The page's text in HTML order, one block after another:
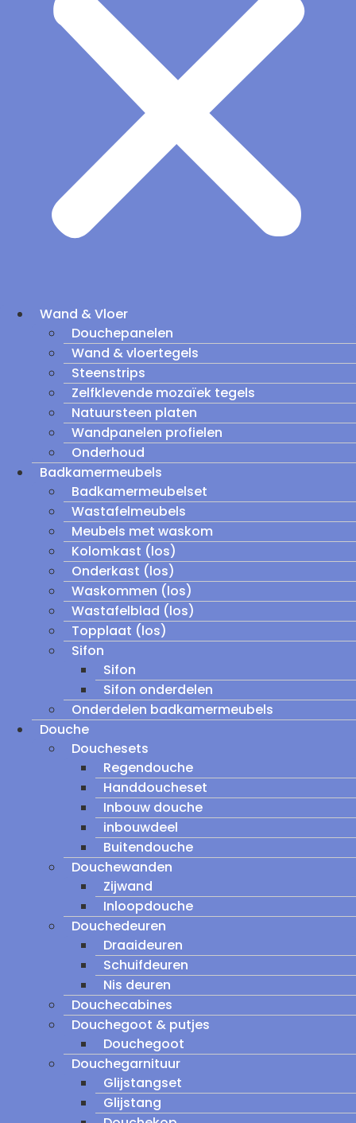
Wand & Vloer
Douchepanelen
Wand & vloertegels
Steenstrips
Zelfklevende mozaïek tegels
Natuursteen platen
Wandpanelen profielen
Onderhoud
Badkamermeubels
Badkamermeubelset
Wastafelmeubels
Meubels met waskom
Kolomkast (los)
Onderkast (los)
Waskommen (los)
Wastafelblad (los)
Topplaat (los)
Sifon
Sifon
Sifon onderdelen
Onderdelen badkamermeubels
Douche
Douchesets
Regendouche
Handdoucheset
Inbouw douche
inbouwdeel
Buitendouche
Douchewanden
Zijwand
Inloopdouche
Douchedeuren
Draaideuren
Schuifdeuren
Nis deuren
Douchecabines
Douchegoot & putjes
Douchegoot
Douchegarnituur
Glijstangset
Glijstang